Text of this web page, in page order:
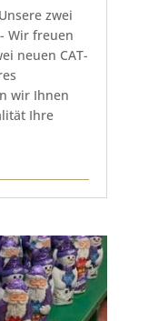
zwei
Wir freuen
neuen CAT-
wir Ihnen
Ihre